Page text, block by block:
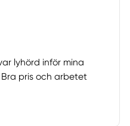
lyhörd inför mina
pris och arbetet